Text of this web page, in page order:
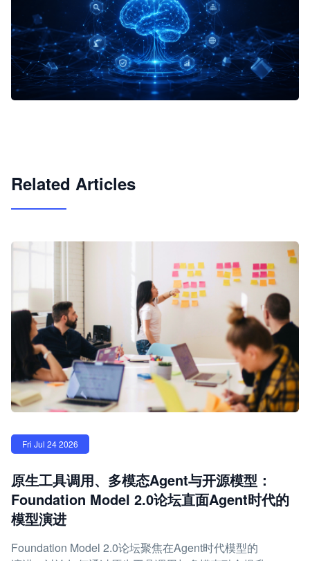
Related Articles
Fri Jul 24 2026
原生工具调用、多模态Agent与开源模型：
Foundation Model 2.0论坛直面Agent时代的
模型演进
Foundation Model 2.0论坛聚焦在Agent时代模型的